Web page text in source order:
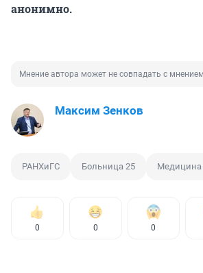
анонимно.
Мнение автора может не совпадать с
Максим Зенков
РАНХиГС Больница 25 Медицина
0 0 0